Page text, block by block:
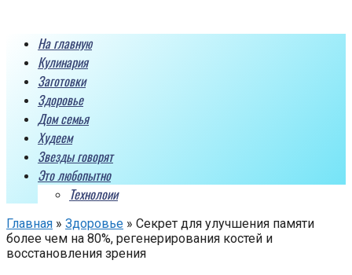
контентуНа главную
Кулинария
Заготовки
Здоровье
Дом семья
Худеем
Звезды говорят
Это любопытно
Технолоии
Главная » Здоровье » Секрет для улучшения памяти
более чем на 80%, регенерирования костей и
восстановления зрения